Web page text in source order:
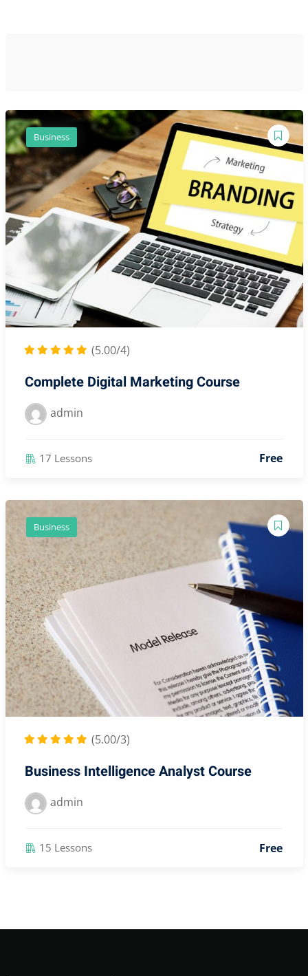
Business
(5.00/4)
Complete Digital Marketing Course
admin
17 Lessons Free
Business
(5.00/3)
Business Intelligence Analyst Course
admin
15 Lessons Free